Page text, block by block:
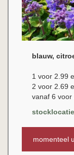
blauw,
1 voor 2.99
2 voor 2.69
vanaf 6
momenteel